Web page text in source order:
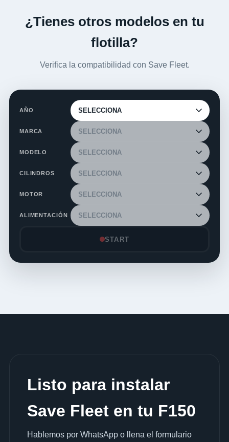
¿Tienes otros modelos en tu
flotilla?
Verifica la compatibilidad con Save Fleet.
AÑO
MARCA
MODELO
CILINDROS
MOTOR
ALIMENTACIÓN
START
Listo para instalar
Save Fleet en tu F150
Hablemos por WhatsApp o llena el formulario